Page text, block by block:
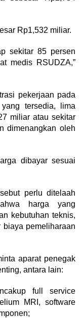
Rp1,532 miliar.
sekitar 85 persen
medis RSUDZA,”
pekerjaan pada
tersedia, lima
miliar atau sekitar
dimenangkan oleh
dibayar sesuai
perlu ditelaah
harga yang
kebutuhan teknis,
pemeliharaan
aparat penegak
antara lain:
full service
MRI, software